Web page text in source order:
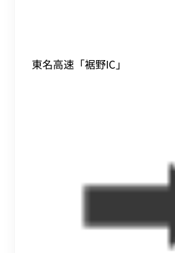
東名高速「裾野IC」